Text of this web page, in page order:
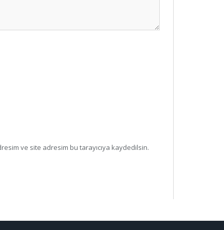
ve site adresim bu tarayıcıya kaydedilsin.